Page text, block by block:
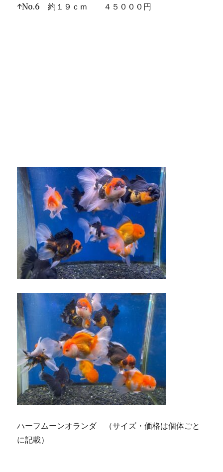
↑No.6 約１９ｃｍ ４５０００円
ハーフムーンオランダ （サイズ・価格は個体ごと
に記載）